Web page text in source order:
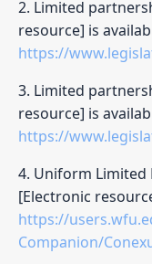
2. Limited
resource] is
https://
3. Limited
resource] is
https://
4. Uniform Limited
[Electronic
https://
Companion/